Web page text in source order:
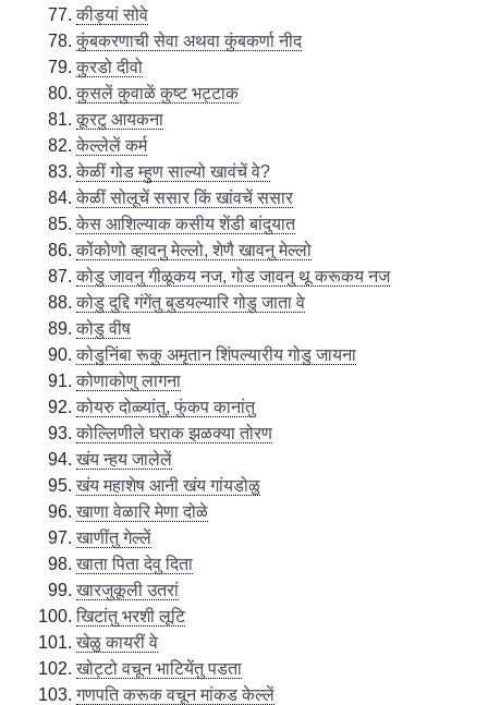
कीड्यां सोवे
कुंबकरणाची सेवा अथवा कुंबकर्णा नीद
कुरडो दीवो
कुसलें कुवाळें कुष्ट भट्टाक
कूरटु आयकना
केल्लेलें कर्म
केळीं गोड म्हुण साल्यो खावंचें वे?
केळीं सोलूचें ससार किं खांवचें ससार
केस आशिल्याक कसीय शेंडी बांदुयात
कोंकोणो व्हावनु मेल्लो, शेणै खावनु मेल्लो
कोडु जावनु गीळूकय नज, गोड जावनु थू करूकय नज
कोडु दुद्दि गंगेंतु बुडयल्यारि गोडु जाता वे
कोडु वीष
कोडुनिंबा रूकु अमृतान शिंपल्यारीय गोडु जायना
कोणाकोणु लागना
कोयरु दोळ्यांतु, फुंकप कानांतु
कोल्लिणीले घराक झळक्या तोरण
खंय न्हय जालेलें
खंय महाशेष आनी खंय गांयडोळु
खाणा वेळारि मेणा दोळे
खाणींतु गेल्लें
खाता पिता देवु दिता
खारजुकूली उतरां
खिटांतु भरशी लूटि
खेळु कायरीं वे
खोट्टो वचून भाटियेंतु पडता
गणपति करूक वचून मांकड केल्लें